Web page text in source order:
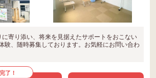
寄り添い、将来を見据えたサポートをおこない
験、随時募集しております。お気軽にお問い合わ
了！